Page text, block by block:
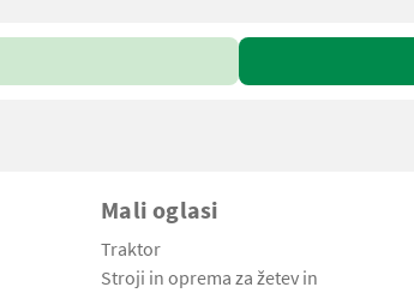
Mali oglasi
Traktor
Stroji in oprema za žetev in